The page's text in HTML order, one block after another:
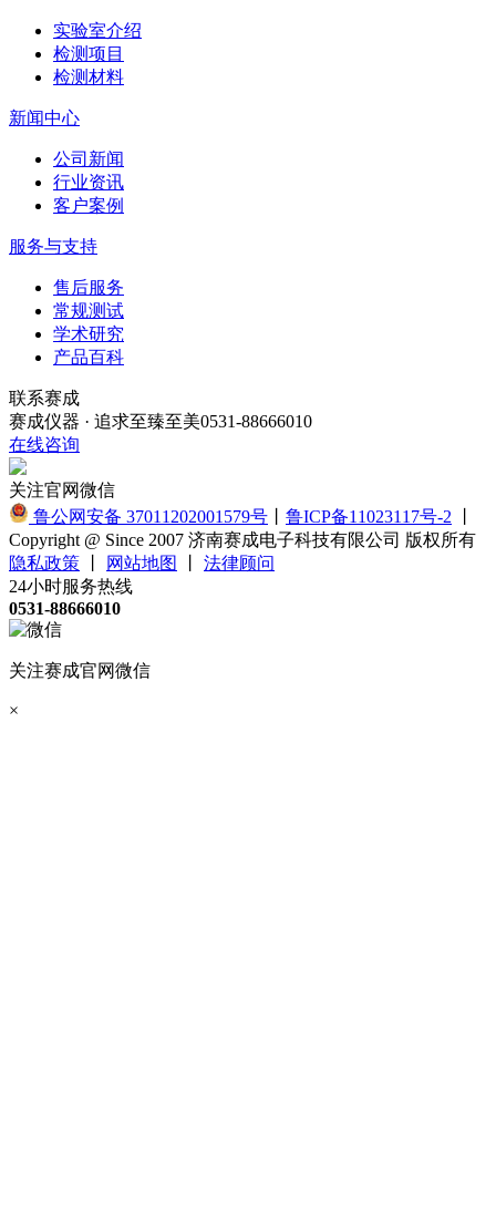
实验室介绍
检测项目
检测材料
新闻中心
公司新闻
行业资讯
客户案例
服务与支持
售后服务
常规测试
学术研究
产品百科
联系赛成
赛成仪器 · 追求至臻至美0531-88666010
在线咨询
关注官网微信
鲁公网安备 37011202001579号
鲁ICP备11023117号-2
Copyright @ Since 2007 济南赛成电子科技有限公司 版权所有
隐私政策
网站地图
法律顾问
24小时服务热线
0531-88666010
关注赛成官网微信
×